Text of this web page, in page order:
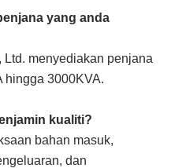
yang anda
menyediakan penjana
hingga 3000KVA.
kualiti?
bahan masuk,
dan